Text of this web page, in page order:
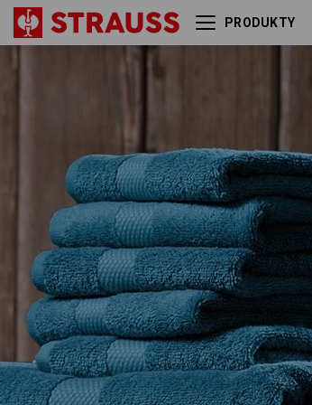
PRODUKTY
Ręcznik kąpielowy frotte
premium